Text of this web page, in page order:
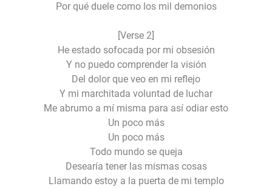
Por qué duele como los mil demonios
[Verse 2]
He estado sofocada por mi obsesión
Y no puedo comprender la visión
Del dolor que veo en mi reflejo
Y mi marchitada voluntad de luchar
Me abrumo a mí misma para así odiar esto
Un poco más
Un poco más
Todo mundo se queja
Desearía tener las mismas cosas
Llamando estoy a la puerta de mi templo